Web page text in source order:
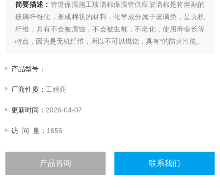
简要描述： 管道保温施工玻璃棉保温管供应玻璃棉是将熔融的
玻璃纤维化，形成棉状的材料，化学成分属于玻璃类，是无机
纤维，具有不会被腐蚀，不会被虫蛀，不老化，使用寿命长等
特点，因为是无机纤维，所以不可以燃烧，具有*的防火性能。
产品型号：
厂商性质： 工程商
更新时间： 2026-04-07
访 问 量： 1656
产品咨询 联系我们